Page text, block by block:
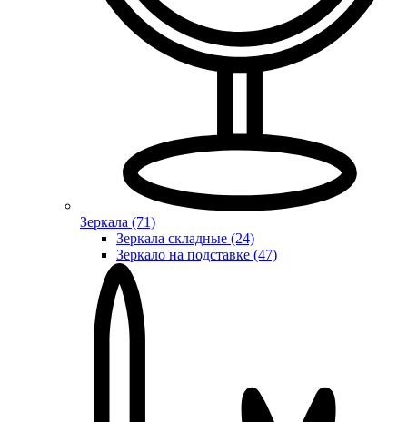
Зеркала (71)
Зеркала складные (24)
Зеркало на подставке (47)